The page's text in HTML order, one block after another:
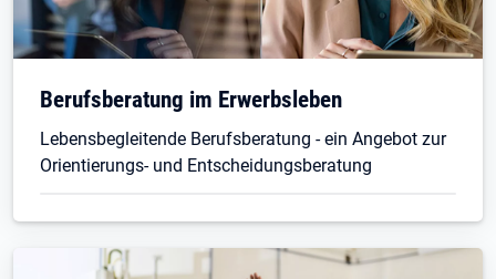
Berufsberatung im Erwerbsleben
Lebensbegleitende Berufsberatung - ein Angebot zur
Orientierungs- und Entscheidungsberatung